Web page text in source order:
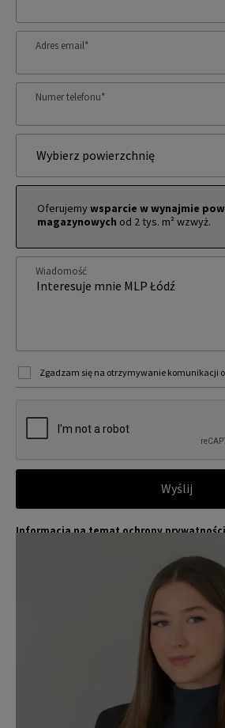
Adres email*
Numer telefonu*
Wybierz powierzchnię
Oferujemywsparcie w wynajmie
magazynowych od 2 tys. m² wzwyż.
Wiadomość
Zgadzam się na otrzymywanie komunikacji
Wyślij
Informacja na temat ochrony prywatności
iązanymi jest wiodącym globalnym dostawcą
ządzania nieruchomościami i inwestycjami.
obowiązek ochrony przekazywanych nam
Dane osobowe, które zbieramy od
nienia im dostępu do portalu magazyny.pl,
stania z portalu, a także, za ich zgodą, do
Dokładamy wszelkich starań, aby dane osobowe
zapewniamy odpowiedni poziom ich ochrony i
tylko przez czas niezbędny do realizacji
h powodów biznesowych lub prawnych.
posób bezpieczny i pewny. Aby uzyskać więcej
danych osobowych przetwarzanych przez JLL,
zasadami ochrony prywatności.